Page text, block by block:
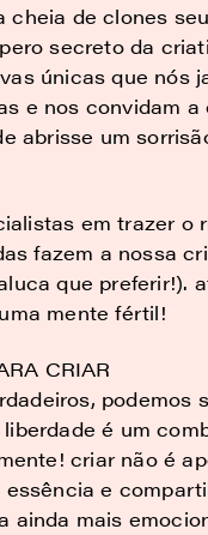
cheia de clones
secreto da
únicas que nós
e nos convidam
abrisse um
em trazer o
fazem a nossa
que preferir!).
mente fértil!
podemos
é um
criar não é
e
ainda mais